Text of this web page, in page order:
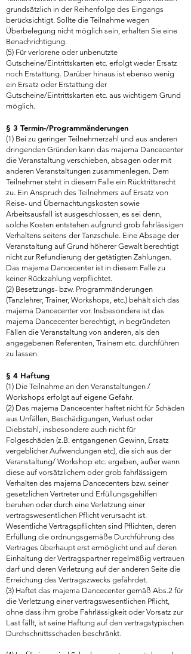
grundsätzlich in der Reihenfolge des Eingangs
berücksichtigt. Sollte die Teilnahme wegen
Überbelegung nicht möglich sein, erhalten Sie eine
Benachrichtigung.
(5) Für verlorene oder unbenutzte
Gutscheine/Eintrittskarten etc. erfolgt weder Ersatz
noch Erstattung. Darüber hinaus ist ebenso wenig
ein Ersatz oder Erstattung der
Gutscheine/Eintrittskarten etc. aus wichtigem Grund
möglich.
§ 3 Termin-/Programmänderungen
(1) Bei zu geringer Teilnehmerzahl und aus anderen
dringenden Gründen kann das majema Dancecenter
die Veranstaltung verschieben, absagen oder mit
anderen Veranstaltungen zusammenlegen. Dem
Teilnehmer steht in diesem Falle ein Rücktrittsrecht
zu. Ein Anspruch des Teilnehmers auf Ersatz von
Reise- und Übernachtungskosten sowie
Arbeitsausfall ist ausgeschlossen, es sei denn,
solche Kosten entstehen aufgrund grob fahrlässigen
Verhaltens seitens der Tanzschule. Eine Absage der
Veranstaltung auf Grund höherer Gewalt berechtigt
nicht zur Refundierung der getätigten Zahlungen.
Das majema Dancecenter ist in diesem Falle zu
keiner Rückzahlung verpflichtet.
(2) Besetzungs- bzw. Programmänderungen
(Tanzlehrer, Trainer, Workshops, etc.) behält sich das
majema Dancecenter vor. Insbesondere ist das
majema Dancecenter berechtigt, in begründeten
Fällen die Veranstaltung von anderen, als den
angegebenen Referenten, Trainern etc. durchführen
zu lassen.
§ 4 Haftung
(1) Die Teilnahme an den Veranstaltungen /
Workshops erfolgt auf eigene Gefahr.
(2) Das majema Dancecenter haftet nicht für Schäden
aus Unfällen, Beschädigungen, Verlust oder
Diebstahl, insbesondere auch nicht für
Folgeschäden (z.B. entgangenen Gewinn, Ersatz
vergeblicher Aufwendungen etc), die sich aus der
Veranstaltung/ Workshop etc. ergeben, außer wenn
diese auf vorsätzlichem oder grob fahrlässigem
Verhalten des majema Dancecenters bzw. seiner
gesetzlichen Vertreter und Erfüllungsgehilfen
beruhen oder durch eine Verletzung einer
vertragswesentlichen Pflicht verursacht ist.
Wesentliche Vertragspflichten sind Pflichten, deren
Erfüllung die ordnungsgemäße Durchführung des
Vertrages überhaupt erst ermöglicht und auf deren
Einhaltung der Vertragspartner regelmäßig vertrauen
darf und deren Verletzung auf der anderen Seite die
Erreichung des Vertragszwecks gefährdet.
(3) Haftet das majema Dancecenter gemäß Abs.2 für
die Verletzung einer vertragswesentlichen Pflicht,
ohne dass ihm grobe Fahrlässigkeit oder Vorsatz zur
Last fällt, ist seine Haftung auf den vertragstypischen
Durchschnittsschaden beschränkt.